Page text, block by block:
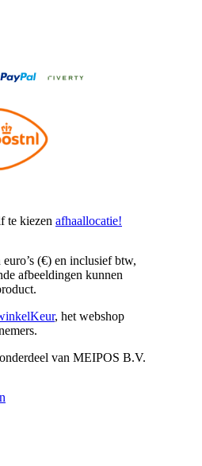
te kiezen afhaallocatie!
(€) en inclusief btw,
afbeeldingen kunnen
, het webshop
van MEIPOS B.V.